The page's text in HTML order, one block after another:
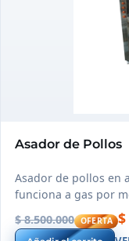
Asador de Pollos
Asador de pollos en
funciona a gas por
$ 8.500.000 OFERTA